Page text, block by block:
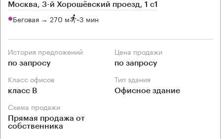
Москва, 3-й Хорошёвский проезд, 1 с1
Беговая → 270 м ~3 мин
История предложений
по запросу
Цена продажи
по запросу
Класс офисов
класс B
Тип здания
Офисное здание
Схема продажи
Прямая продажа от
собственника